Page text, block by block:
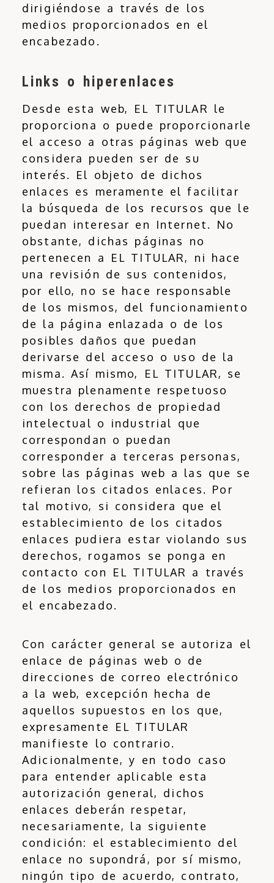
dirigiéndose a través de los
medios proporcionados en el
encabezado.
Links o hiperenlaces
Desde esta web, EL TITULAR le
proporciona o puede proporcionarle
el acceso a otras páginas web que
considera pueden ser de su
interés. El objeto de dichos
enlaces es meramente el facilitar
la búsqueda de los recursos que le
puedan interesar en Internet. No
obstante, dichas páginas no
pertenecen a EL TITULAR, ni hace
una revisión de sus contenidos,
por ello, no se hace responsable
de los mismos, del funcionamiento
de la página enlazada o de los
posibles daños que puedan
derivarse del acceso o uso de la
misma. Así mismo, EL TITULAR, se
muestra plenamente respetuoso
con los derechos de propiedad
intelectual o industrial que
correspondan o puedan
corresponder a terceras personas,
sobre las páginas web a las que se
refieran los citados enlaces. Por
tal motivo, si considera que el
establecimiento de los citados
enlaces pudiera estar violando sus
derechos, rogamos se ponga en
contacto con EL TITULAR a través
de los medios proporcionados en
el encabezado.
Con carácter general se autoriza el
enlace de páginas web o de
direcciones de correo electrónico
a la web, excepción hecha de
aquellos supuestos en los que,
expresamente EL TITULAR
manifieste lo contrario.
Adicionalmente, y en todo caso
para entender aplicable esta
autorización general, dichos
enlaces deberán respetar,
necesariamente, la siguiente
condición: el establecimiento del
enlace no supondrá, por sí mismo,
ningún tipo de acuerdo, contrato,